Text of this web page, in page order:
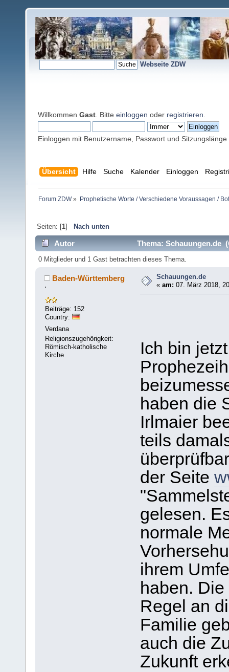
Webseite ZDW
Willkommen Gast . Bitte einloggen oder registrieren
Einloggen mit Benutzername, Passwort und Sitzungslänge
Übersicht Hilfe Suche Kalender Einloggen
Forum ZDW» Prophetische Worte / Verschiedene Voraussagen /
Seiten: [1] Nach unten
Autor Thema: Schauungen.de
0 Mitglieder und 1 Gast betrachten dieses Thema.
Baden-Württemberg
'
Beiträge: 152
Country:
Verdana
Religionszugehörigkeit:
Römisch-katholische
Kirche
Schauungen.de
«am: 07. März 2018,
Ich bin
haben die
Irlmaier
teils
der Seite
gelesen.
normale
ihrem
haben.
Regel an
Familie
auch die
Zukunft